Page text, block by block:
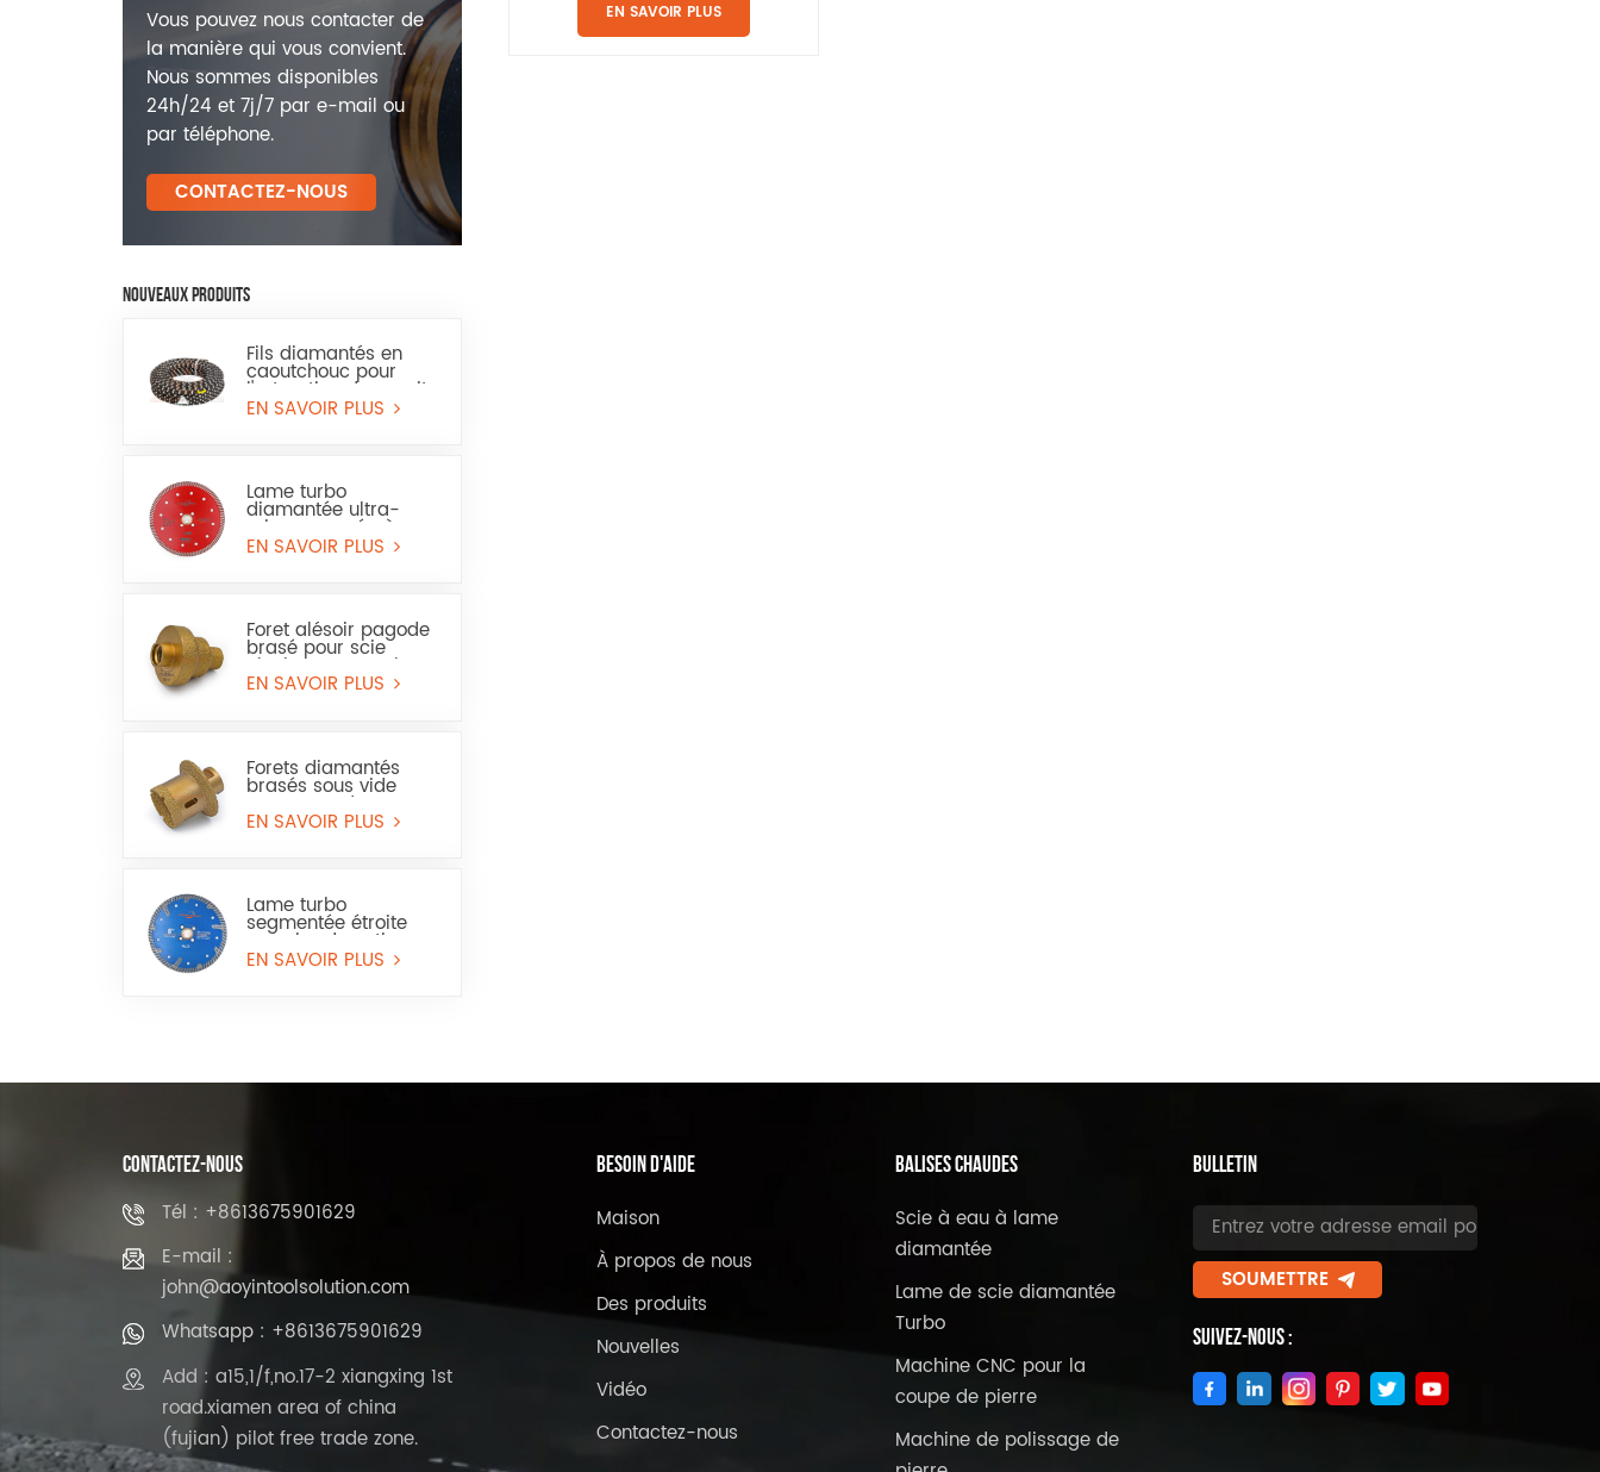
Vous pouvez nous contacter de
la manière qui vous convient.
Nous sommes disponibles
24h/24 et 7j/7 par e-mail ou
par téléphone.
CONTACTEZ-NOUS
NOUVEAUX PRODUITS
Fils diamantés en
caoutchouc pour
l'extraction du granit
et du grès
EN SAVOIR PLUS
Lame turbo
diamantée ultra-
mince pressée à
chaud pour granit et
EN SAVOIR PLUS
Foret alésoir pagode
brasé pour scie
cloche pour marbre
ou céramique
EN SAVOIR PLUS
Forets diamantés
brasés sous vide
pour trous de
carrelage, de marbre
EN SAVOIR PLUS
Lame turbo
segmentée étroite
avec bord continu
pour granit et pierre
EN SAVOIR PLUS
EN SAVOIR PLUS
CONTACTEZ-NOUS
Tél : +8613675901629
E-mail :
john@aoyintoolsolution.com
Whatsapp : +8613675901629
Add : a15,1/f,no.17-2 xiangxing 1st
road.xiamen area of china
(fujian) pilot free trade zone.
BESOIN D'AIDE
Maison
À propos de nous
Des produits
Nouvelles
Vidéo
Contactez-nous
Balises Chaudes
Scie à eau à lame
diamantée
Lame de scie diamantée
Turbo
Machine CNC pour la
coupe de pierre
Machine de polissage de
BULLETIN
SOUMETTRE
Suivez-Nous :